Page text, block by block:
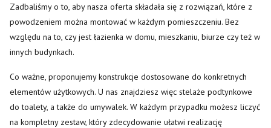
Zadbaliśmy o to, aby nasza oferta składała się z rozwiązań, które z
powodzeniem można montować w każdym pomieszczeniu. Bez
względu na to, czy jest łazienka w domu, mieszkaniu, biurze czy też w
innych budynkach.
Co ważne, proponujemy konstrukcje dostosowane do konkretnych
elementów użytkowych. U nas znajdziesz więc stelaże podtynkowe
do toalety, a także do umywalek. W każdym przypadku możesz liczyć
na kompletny zestaw, który zdecydowanie ułatwi realizację